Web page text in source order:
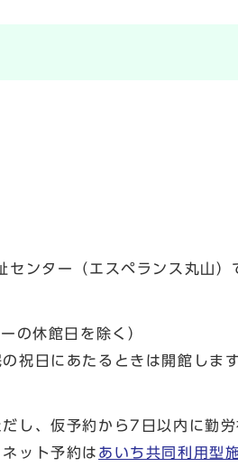
ンター（エスペランス丸山
の休館日を除く）
祝日にあたるときは開館し
し、仮予約から7日以内に勤
ット予約は あいち共同利用型